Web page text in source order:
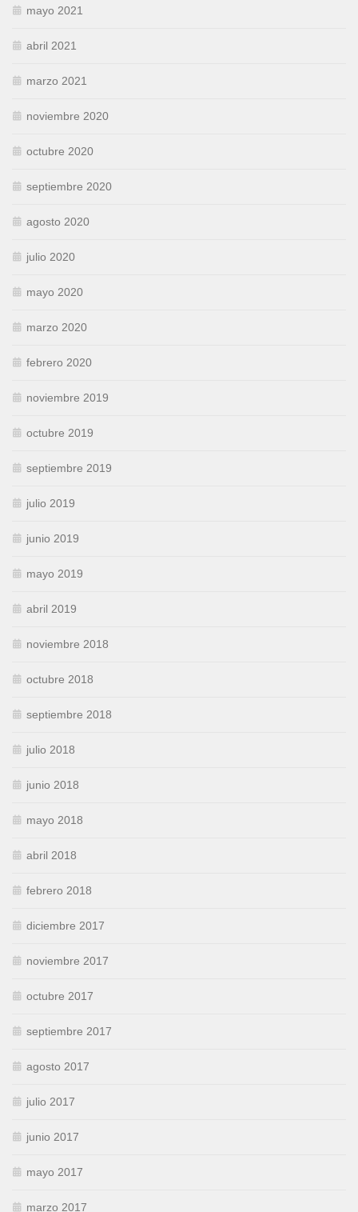
mayo 2021
abril 2021
marzo 2021
noviembre 2020
octubre 2020
septiembre 2020
agosto 2020
julio 2020
mayo 2020
marzo 2020
febrero 2020
noviembre 2019
octubre 2019
septiembre 2019
julio 2019
junio 2019
mayo 2019
abril 2019
noviembre 2018
octubre 2018
septiembre 2018
julio 2018
junio 2018
mayo 2018
abril 2018
febrero 2018
diciembre 2017
noviembre 2017
octubre 2017
septiembre 2017
agosto 2017
julio 2017
junio 2017
mayo 2017
marzo 2017